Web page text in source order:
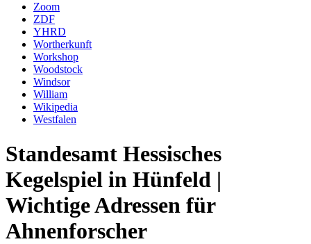
Zoom
ZDF
YHRD
Wortherkunft
Workshop
Woodstock
Windsor
William
Wikipedia
Westfalen
Standesamt Hessisches
Kegelspiel in Hünfeld |
Wichtige Adressen für
Ahnenforscher